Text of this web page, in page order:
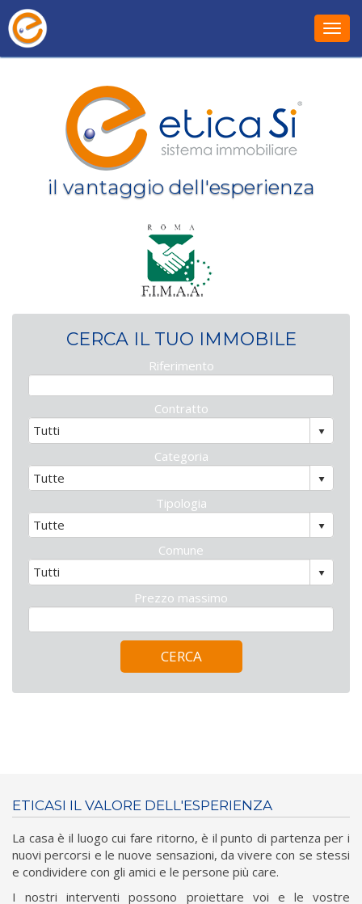
il vantaggio dell'esperienza
CERCA IL TUO IMMOBILE
Riferimento
Contratto
Categoria
Tipologia
Comune
Prezzo massimo
ETICASI IL VALORE DELL'ESPERIENZA
La casa è il luogo cui fare ritorno, è il punto di partenza per i
nuovi percorsi e le nuove sensazioni, da vivere con se stessi
e condividere con gli amici e le persone più care.
I nostri interventi possono proiettare voi e le vostre